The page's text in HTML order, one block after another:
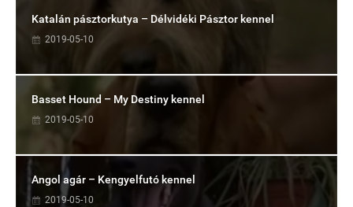
Katalán pásztorkutya – Délvidéki Pásztor kennel
2019-05-10
Basset Hound – My Destiny kennel
2019-05-10
Angol agár – Kengyelfutó kennel
2019-05-10